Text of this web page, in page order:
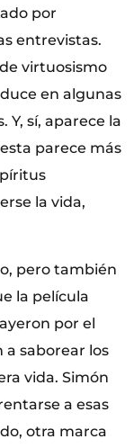
por
entrevistas.
virtuosismo
en algunas
Y, sí, aparece la
parece más
la vida,
pero también
la película
por el
saborear los
vida. Simón
a esas
otra marca